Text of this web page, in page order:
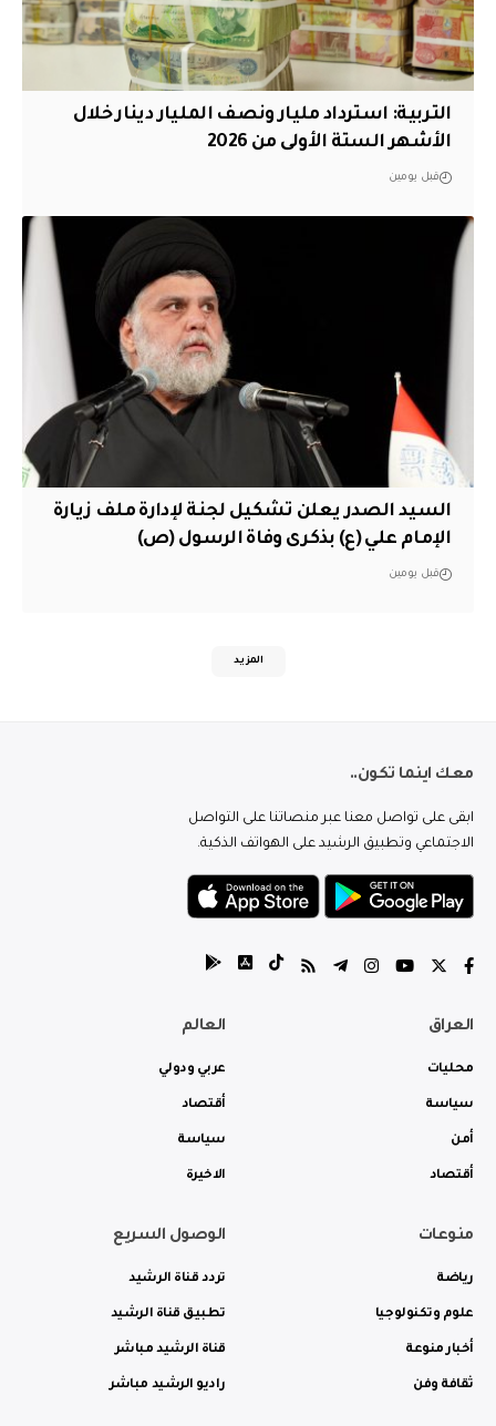
التربية: استرداد مليار ونصف المليار دينار خلال
الأشهر الستة الأولى من 2026
قبل يومين
السيد الصدر يعلن تشكيل لجنة لإدارة ملف زيارة
الإمام علي (ع) بذكرى وفاة الرسول (ص)
قبل يومين
المزيد
معك اينما تكون..
ابقى على تواصل معنا عبر منصاتنا على التواصل
الاجتماعي وتطبيق الرشيد على الهواتف الذكية.
العراق
محليات
سياسة
أمن
أقتصاد
العالم
عربي ودولي
أقتصاد
سياسة
الاخيرة
منوعات
رياضة
علوم وتكنولوجيا
أخبار منوعة
ثقافة وفن
الوصول السريع
تردد قناة الرشيد
تطبيق قناة الرشيد
قناة الرشيد مباشر
راديو الرشيد مباشر